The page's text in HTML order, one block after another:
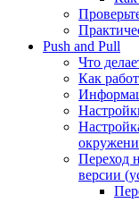
Push and Pull
Что
Как
Переход
версии